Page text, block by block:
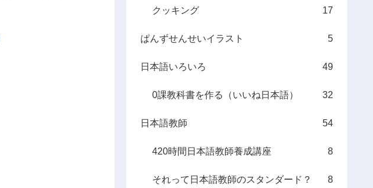
クッキング 17
ぱんずせんせいイラスト 5
日本語いろいろ 49
0課教科書を作る（いいね日本語） 32
日本語教師 54
420時間日本語教師養成講座 8
それって日本語教師のスタンダード？ 8